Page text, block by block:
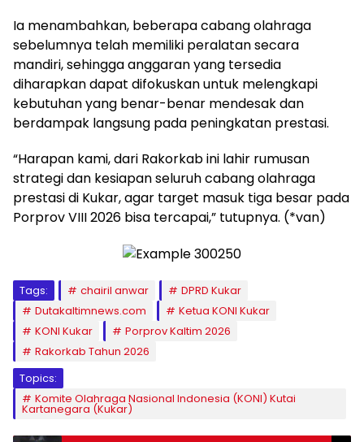
Ia menambahkan, beberapa cabang olahraga
sebelumnya telah memiliki peralatan secara
mandiri, sehingga anggaran yang tersedia
diharapkan dapat difokuskan untuk melengkapi
kebutuhan yang benar-benar mendesak dan
berdampak langsung pada peningkatan prestasi.
“Harapan kami, dari Rakorkab ini lahir rumusan
strategi dan kesiapan seluruh cabang olahraga
prestasi di Kukar, agar target masuk tiga besar pada
Porprov VIII 2026 bisa tercapai,” tutupnya. (*van)
Tags: chairil anwar
DPRD Kukar
Dutakaltimnews.com
Ketua KONI Kukar
KONI Kukar
Porprov Kaltim 2026
Rakorkab Tahun 2026
Topics:
Komite Olahraga Nasional Indonesia (KONI) Kutai
Kartanegara (Kukar)